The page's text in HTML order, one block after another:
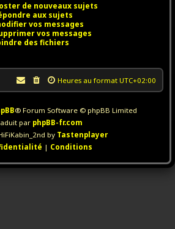
de nouveaux sujets
aux sujets
vos messages
vos messages
des fichiers
Heures au format UTC+02:00
® Forum Software © phpBB Limited
par phpBB-fr.com
by Tastenplayer
| Conditions